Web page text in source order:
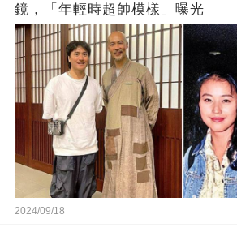
鏡，「年輕時超帥模樣」曝光
2024/09/18